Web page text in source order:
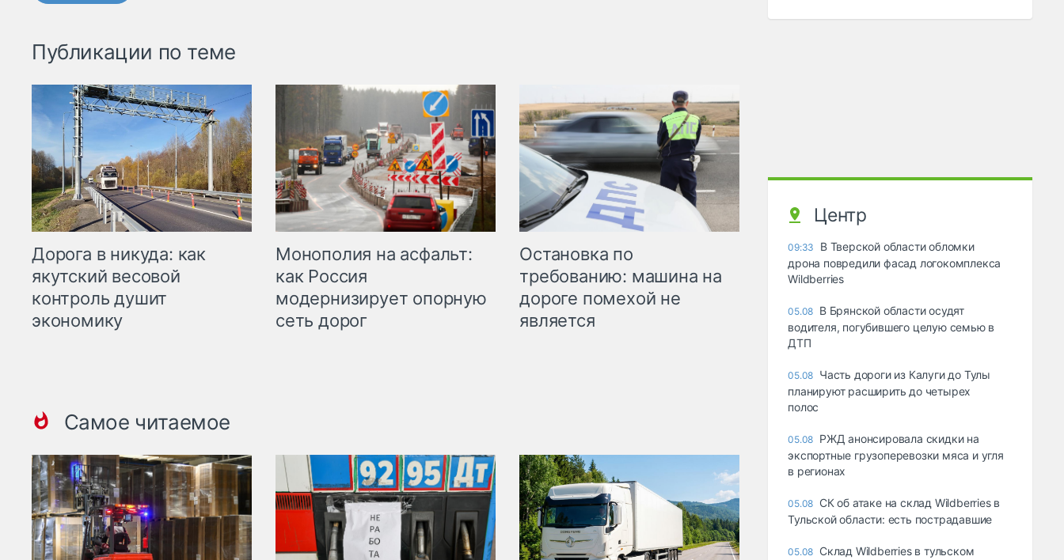
Публикации по теме
Дорога в никуда: как
якутский весовой
контроль душит
экономику
Монополия на асфальт:
как Россия
модернизирует опорную
сеть дорог
Остановка по
требованию: машина на
дороге помехой не
является
Самое читаемое
Центр
09:33
В Тверской области обломки
дрона повредили фасад логокомплекса
Wildberries
05.08 В Брянской области осудят
водителя, погубившего целую семью в
ДТП
05.08 Часть дороги из Калуги до Тулы
планируют расширить до четырех
полос
05.08 РЖД анонсировала скидки на
экспортные грузоперевозки мяса и угля
в регионах
05.08 СК об атаке на склад Wildberries в
Тульской области: есть пострадавшие
05.08 Склад Wildberries в тульском